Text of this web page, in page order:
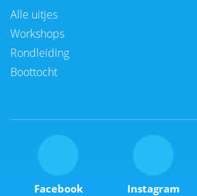
Alle uitjes
Workshops
Rondleiding
Boottocht
Facebook Instagram